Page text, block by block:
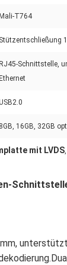
Mali-T764
Stützentschließung
RJ45-Schnittstelle,
Ethernet
8GB, 16GB, 32GB
mit LVDS,